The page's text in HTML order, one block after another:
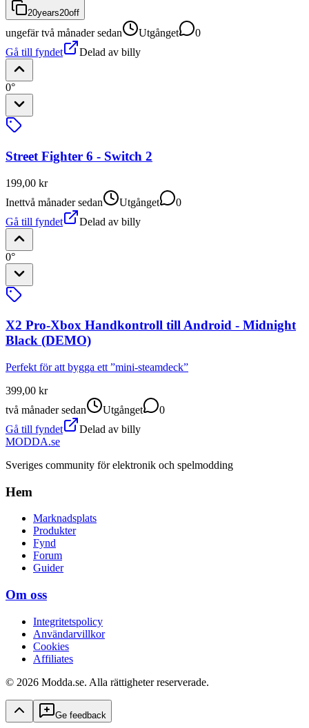
20years20off
ungefär två månader sedan Utgånget
0
Gå till fyndet
Delad av billy
0°
Street Fighter 6 - Switch 2
199,00 kr
Inettvå månader sedan Utgånget
0
Gå till fyndet
Delad av billy
0°
X2 Pro-Xbox Handkontroll till Android - Midnight
Black (DEMO)
Perfekt för att bygga ett ”mini-steamdeck”
399,00 kr
två månader sedan
Utgånget
0
Gå till fyndet
Delad av billy
MODDA.se
Sveriges community för elektronik och spelmodding
Hem
Marknadsplats
Produkter
Fynd
Forum
Guider
Om oss
Integritetspolicy
Användarvillkor
Cookies
Affiliates
© 2026 Modda.se. Alla rättigheter reserverade.
Ge feedback